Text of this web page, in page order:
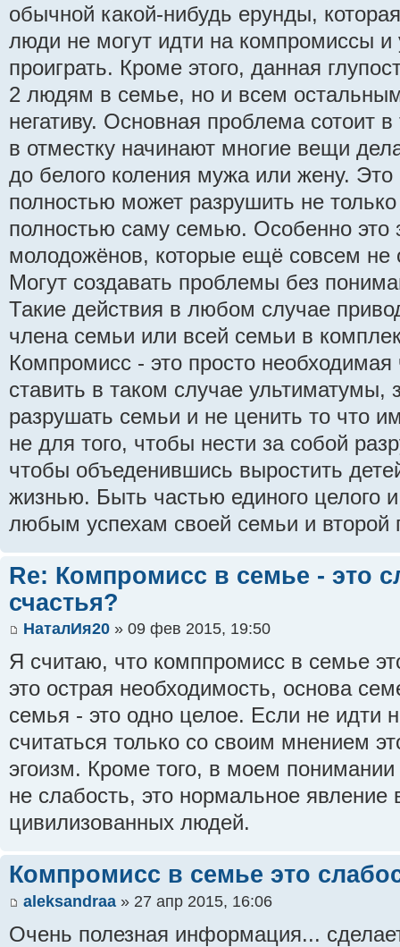
обычной какой-нибудь ерунды,
люди не могут идти на компромиссы и
проиграть. Кроме этого, данная
2 людям в семье, но и всем остальным
негативу. Основная проблема сотоит
в отместку начинают многие вещи
до белого коления мужа или жену.
полностью может разрушить не
полностью саму семью. Особенно это
молодожёнов, которые ещё совсем
Могут создавать проблемы без
Такие действия в любом случае
члена семьи или всей семьи в
Компромисс - это просто
ставить в таком случае ультиматумы,
разрушать семьи и не ценить то что
не для того, чтобы нести за собой
чтобы объеденившись выростить
жизнью. Быть частью единого целого
любым успехам своей семьи и второй
Re: Компромисс в семье - это
счастья?
НаталИя20 » 09 фев 2015, 19:50
Я считаю, что комппромисс в семье
это острая необходимость, основа
семья - это одно целое. Если не идти
считаться только со своим мнением
эгоизм. Кроме того, в моем
не слабость, это нормальное
цивилизованных людей.
Компромисс в семье это
aleksandraa » 27 апр 2015, 16:06
Очень полезная информация...